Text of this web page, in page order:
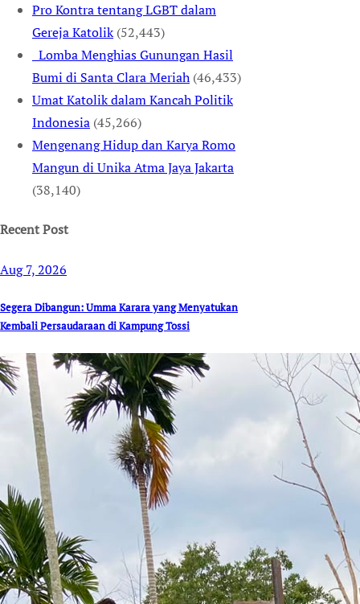
Pro Kontra tentang LGBT dalam
Gereja Katolik (52,443)
Lomba Menghias Gunungan Hasil
Bumi di Santa Clara Meriah (46,433)
Umat Katolik dalam Kancah Politik
Indonesia (45,266)
Mengenang Hidup dan Karya Romo
Mangun di Unika Atma Jaya Jakarta
(38,140)
Recent Post
Aug 7, 2026
Segera Dibangun: Umma Karara yang Menyatukan
Kembali Persaudaraan di Kampung Tossi